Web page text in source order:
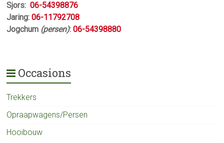
Sjors:06-54398876
Jaring:06-11792708
Jogchum (persen): 06-54398880
Occasions
Trekkers
Opraapwagens/Persen
Hooibouw